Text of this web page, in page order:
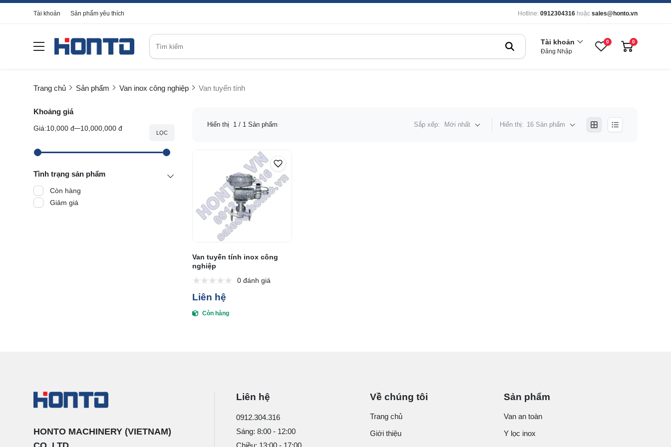
Tài khoản Sản phẩm yêu thích Hotline: 0912304316 hoặc sales@honto.vn
Tài khoản
Đăng Nhập
0 0
Trang chủ Sản phẩm Van inox công nghiệp Van tuyến tính
Khoảng giá
Giá:10,000 đ 10,000,000 đ
LỌC
Tình trạng sản phẩm
Còn hàng
Giảm giá
Hiển thị 1/ 1 Sản phẩm Sắp xếp: Mới nhất Hiển thị: 16 Sản phẩm
Van tuyến tính inox công
nghiệp
0 đánh giá
Liên hệ
Còn hàng
HONTO MACHINERY (VIETNAM)
Liên hệ
0912.304.316
Sáng: 8:00 - 12:00
Về chúng tôi
Trang chủ
Giới thiệu
Sản phẩm
Van an toàn
Y lọc inox